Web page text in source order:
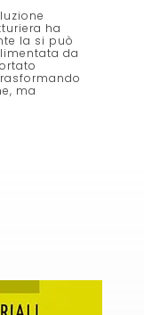
ha
la si può
da
ma